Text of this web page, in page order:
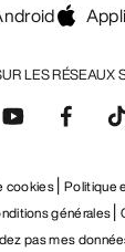
LES RÉSEAUX
cookies Politique
générales
pas mes